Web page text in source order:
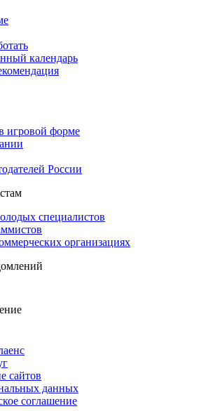
календарь
игровой форме
России
специалистов
организациях
сайтов
данных
соглашение